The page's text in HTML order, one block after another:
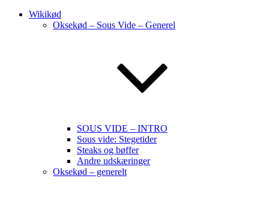
Wikikød
Oksekød – Sous Vide – Generel
SOUS VIDE – INTRO
Sous vide: Stegetider
Steaks og bøffer
Andre udskæringer
Oksekød – generelt